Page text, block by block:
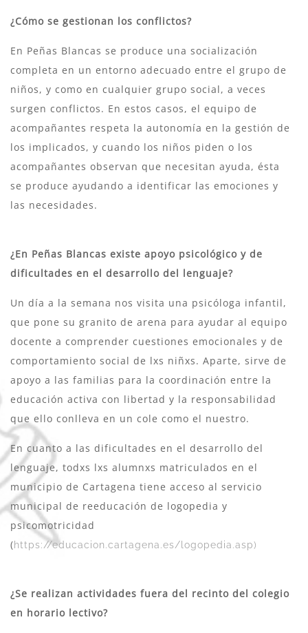
¿Cómo se gestionan los conflictos?
En Peñas Blancas se produce una socialización
completa en un entorno adecuado entre el grupo de
niños, y como en cualquier grupo social, a veces
surgen conflictos. En estos casos, el equipo de
acompañantes respeta la autonomía en la gestión de
los implicados, y cuando los niños piden o los
acompañantes observan que necesitan ayuda, ésta
se produce ayudando a identificar las emociones y
las necesidades.
¿En Peñas Blancas existe apoyo psicológico y de
dificultades en el desarrollo del lenguaje?
Un día a la semana nos visita una psicóloga infantil,
que pone su granito de arena para ayudar al equipo
docente a comprender cuestiones emocionales y de
comportamiento social de lxs niñxs. Aparte, sirve de
apoyo a las familias para la coordinación entre la
educación activa con libertad y la responsabilidad
que ello conlleva en un cole como el nuestro.
En cuanto a las dificultades en el desarrollo del
lenguaje, todxs lxs alumnxs matriculados en el
municipio de Cartagena tiene acceso al servicio
municipal de reeducación de logopedia y
psicomotricidad
(https://educacion.cartagena.es/logopedia.asp)
¿Se realizan actividades fuera del recinto del colegio
en horario lectivo?